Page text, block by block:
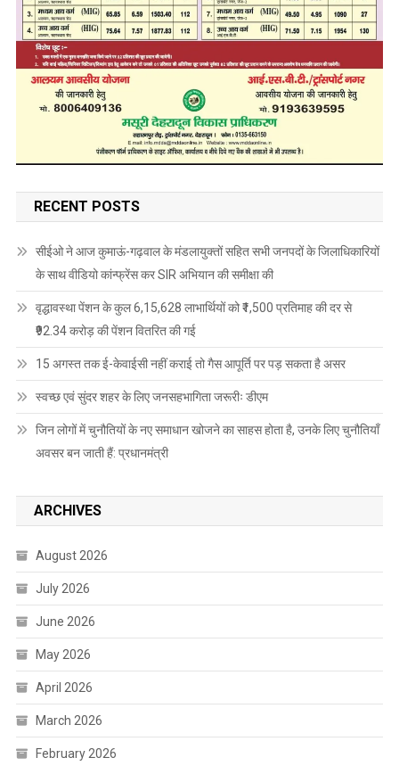
RECENT POSTS
सीईओ ने आज कुमाऊं-गढ़वाल के मंडलायुक्तों सहित सभी जनपदों के जिलाधिकारियों
के साथ वीडियो कांन्फ्रेंस कर SIR अभियान की समीक्षा की
वृद्धावस्था पेंशन के कुल 6,15,628 लाभार्थियों को ₹1,500 प्रतिमाह की दर से
₹92.34 करोड़ की पेंशन वितरित की गई
15 अगस्त तक ई-केवाईसी नहीं कराई तो गैस आपूर्ति पर पड़ सकता है असर
स्वच्छ एवं सुंदर शहर के लिए जनसहभागिता जरूरीः डीएम
जिन लोगों में चुनौतियों के नए समाधान खोजने का साहस होता है, उनके लिए चुनौतियाँ
अवसर बन जाती हैं: प्रधानमंत्री
ARCHIVES
August 2026
July 2026
June 2026
May 2026
April 2026
March 2026
February 2026